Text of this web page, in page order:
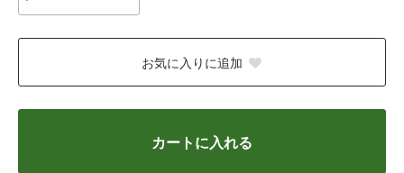
お気に入りに追加
カートに入れる